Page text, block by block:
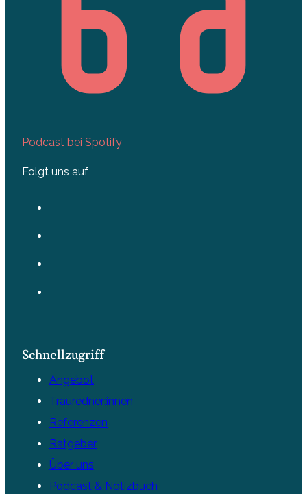
Podcast bei Spotify
Folgt uns auf
Schnellzugriff
Angebot
Trauredner:innen
Referenzen
Ratgeber
Über uns
Podcast & Notizbuch